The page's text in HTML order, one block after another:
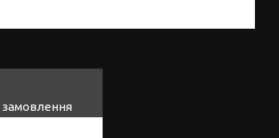
замовлення